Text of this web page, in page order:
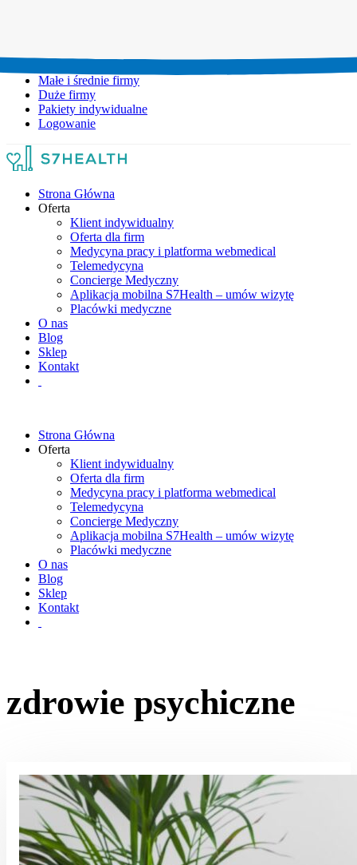
Małe i średnie firmy
Duże firmy
Pakiety indywidualne
Logowanie
Strona Główna
Oferta
Klient indywidualny
Oferta dla firm
Medycyna pracy i platforma webmedical
Telemedycyna
Concierge Medyczny
Aplikacja mobilna S7Health – umów wizytę
Placówki medyczne
O nas
Blog
Sklep
Kontakt
Strona Główna
Oferta
Klient indywidualny
Oferta dla firm
Medycyna pracy i platforma webmedical
Telemedycyna
Concierge Medyczny
Aplikacja mobilna S7Health – umów wizytę
Placówki medyczne
O nas
Blog
Sklep
Kontakt
zdrowie psychiczne